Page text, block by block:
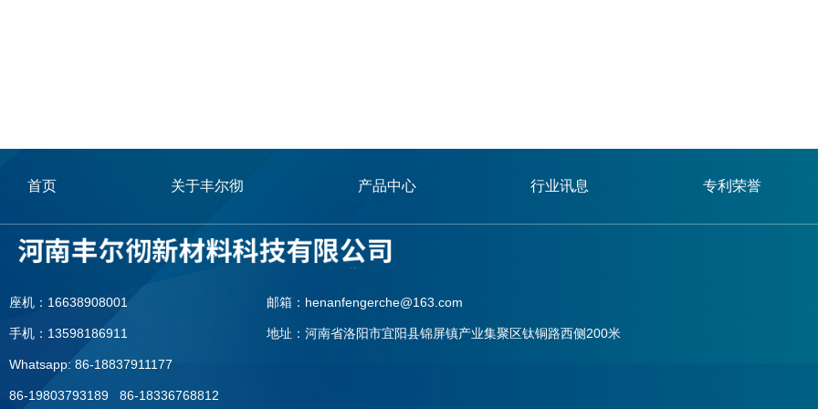
首页 关于丰尔彻 产品中心 行业讯息 专利荣誉
座机：16638908001
手机：13598186911
Whatsapp: 86-18837911177
86-19803793189 86-18336768812
邮箱：henanfengerche@163.com
地址：河南省洛阳市宜阳县锦屏镇产业集聚区钛铜路西侧200米